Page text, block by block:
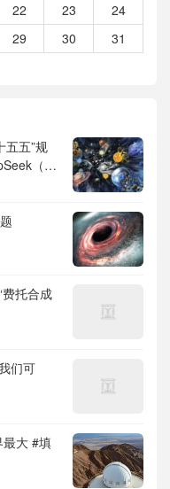
22 23
24
29 30
31
五五”规
（深
、育
托合成
们可
最大 #填